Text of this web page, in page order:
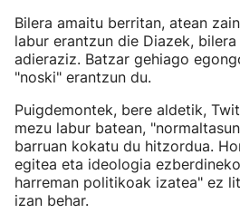
Bilera amaitu berritan, atean
labur erantzun die Diazek,
adieraziz. Batzar gehiago
"noski" erantzun du.
Puigdemontek, bere aldetik,
mezu labur batean,
barruan kokatu du hitzordua.
egitea eta ideologia
harreman politikoak izatea" ez
izan behar.